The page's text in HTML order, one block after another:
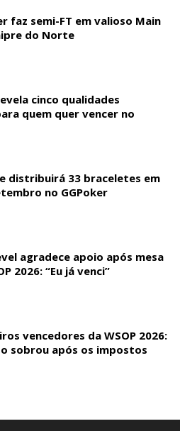
faz semi-FT em valioso Main
do Norte
cinco qualidades
quem quer vencer no
distribuirá 33 braceletes em
no GGPoker
agradece apoio após mesa
2026: “Eu já venci”
vencedores da WSOP 2026:
sobrou após os impostos